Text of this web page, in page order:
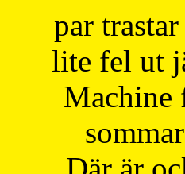
par
lite fel ut
Machine